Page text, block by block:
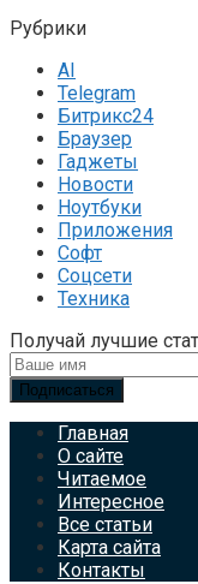
Рубрики
AI
Telegram
Битрикс24
Браузер
Гаджеты
Новости
Ноутбуки
Приложения
Софт
Соцсети
Техника
Получай лучшие
Подписаться
Главная
О сайте
Читаемое
Интересное
Все статьи
Карта сайта
Контакты